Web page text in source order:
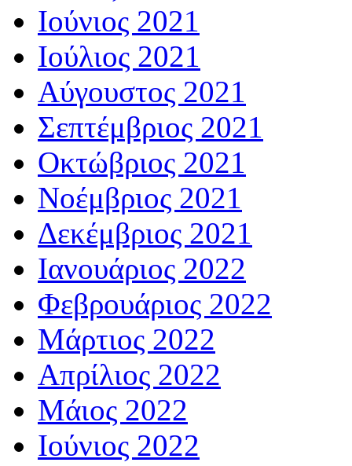
Ιούνιος 2021
Ιούλιος 2021
Αύγουστος 2021
Σεπτέμβριος 2021
Οκτώβριος 2021
Νοέμβριος 2021
Δεκέμβριος 2021
Ιανουάριος 2022
Φεβρουάριος 2022
Μάρτιος 2022
Απρίλιος 2022
Μάιος 2022
Ιούνιος 2022